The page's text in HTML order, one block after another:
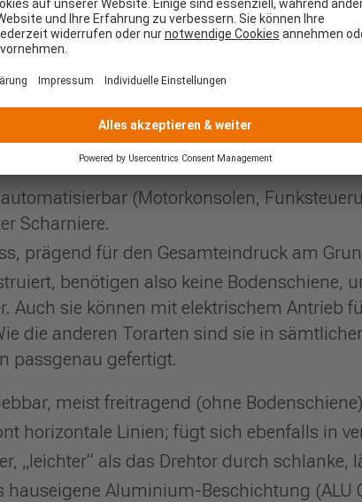
zweiflügelig, stabiler Aluminium-Rahmen,
wirkt wie ein repräsentatives Eingangstor.
oftmals mit identischen Zaunelementen
Aluminium mit ALU COMFORT®-
Glas.
(Motorkonsolen,
Scharniere.
prägend für den Gesamteindruck am
benötigen also keine Bodenschiene,
Auch sie können mit elektrischem Antrieb
die anderen Torarten sind sie in
passgenau gefertigt.
meist freitragend (ohne
horizontale Linien; fügt sich ebenfalls in
„leichter“ als das Drehtor durch schlanke,
hauseigene Aluminium-Beschichtung (ALU